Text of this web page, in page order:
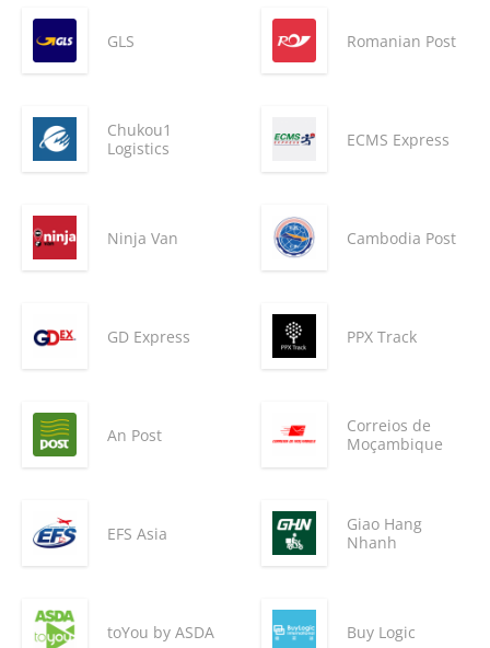
GLS Romanian Post
Chukou1
Logistics
ECMS Express
Ninja Van Cambodia Post
GD Express PPX Track
An Post
Correios de
Moçambique
EFS Asia
Giao Hang
Nhanh
toYou by ASDA Buy Logic